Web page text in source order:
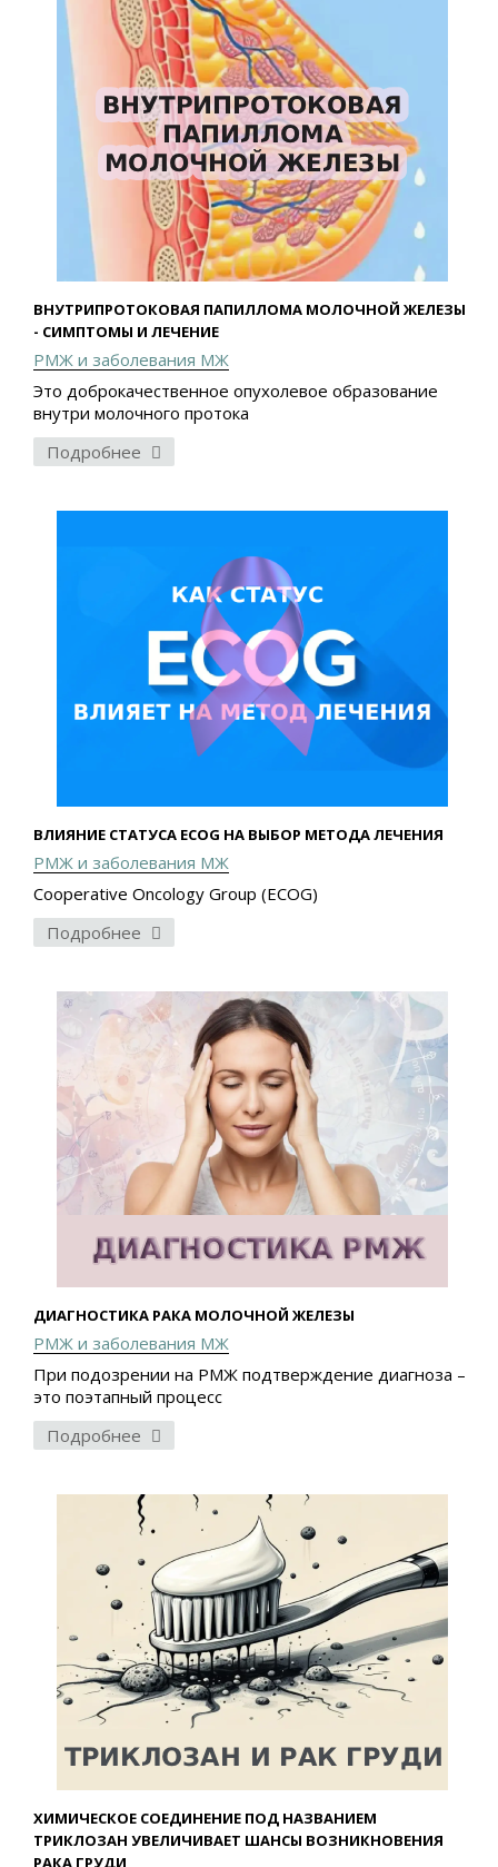
ВНУТРИПРОТОКОВАЯ ПАПИЛЛОМА МОЛОЧНОЙ ЖЕЛЕЗЫ
- СИМПТОМЫ И ЛЕЧЕНИЕ
РМЖ и заболевания МЖ
Это доброкачественное опухолевое образование
внутри молочного протока
Подробнее
ВЛИЯНИЕ СТАТУСА ECOG НА ВЫБОР МЕТОДА ЛЕЧЕНИЯ
РМЖ и заболевания МЖ
Cooperative Oncology Group (ECOG)
Подробнее
ДИАГНОСТИКА РАКА МОЛОЧНОЙ ЖЕЛЕЗЫ
РМЖ и заболевания МЖ
При подозрении на РМЖ подтверждение диагноза –
это поэтапный процесс
Подробнее
ХИМИЧЕСКОЕ СОЕДИНЕНИЕ ПОД НАЗВАНИЕМ
ТРИКЛОЗАН УВЕЛИЧИВАЕТ ШАНСЫ ВОЗНИКНОВЕНИЯ
РАКА ГРУДИ